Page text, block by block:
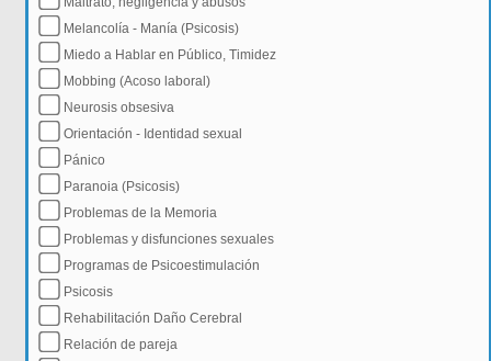
Melancolía - Manía (Psicosis)
Miedo a Hablar en Público, Timidez
Mobbing (Acoso laboral)
Neurosis obsesiva
Orientación - Identidad sexual
Pánico
Paranoia (Psicosis)
Problemas de la Memoria
Problemas y disfunciones sexuales
Programas de Psicoestimulación
Psicosis
Rehabilitación Daño Cerebral
Relación de pareja